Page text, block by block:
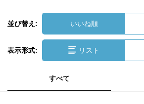
並び替え: いいね順
表示形式: リスト
すべて